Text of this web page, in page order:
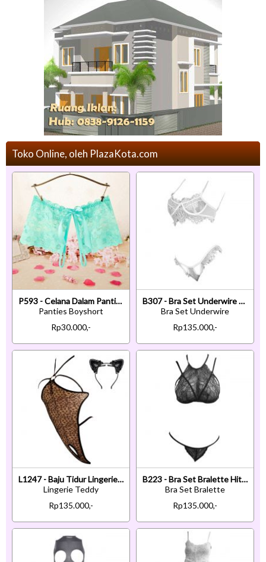
Toko Online, oleh PlazaKota.com
P593 - Celana Dalam Panties Boyshort Hijau Transparan Crotchless
Panties Boyshort
Rp30.000,-
B307 - Bra Set Underwire Kawat Putih Transparan Celana Dalam
Bra Set Underwire
Rp135.000,-
L1247 - Baju Tidur Lingerie Teddy Bodysuit Dress Halter Macan Tutul Coklat Transparan Open Cup Crotc
Lingerie Teddy
Rp135.000,-
B223 - Bra Set Bralette Hitam Transparan Cup Openable Celana Dalam
Bra Set Bralette
Rp135.000,-